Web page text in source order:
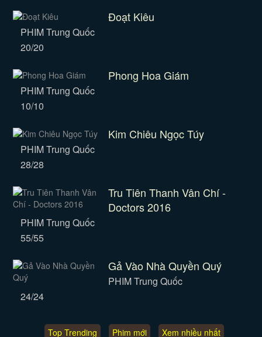
Đoạt Kiêu
PHIM Trung Quốc
20/20
Phong Hoa Giám
PHIM Trung Quốc
10/10
Kim Chiêu Ngọc Túy
PHIM Trung Quốc
28/28
Tru Tiên Thanh Vân Chí -
Doctors 2016
PHIM Trung Quốc
55/55
Gả Vào Nhà Quyền Quý
PHIM Trung Quốc
24/24
Top Trending Phim mới Xem nhiều nhất